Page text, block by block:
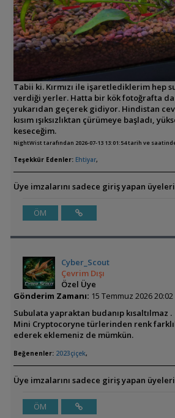
Tabii ki. Kırmızı ile işaretlediklerim hep
verdiği yerler. Hatta bir kök fotoğrafta
yukarıdan geçerek gidiyor. Hindistan
kısım ışıksızlıktan çürümeye başladı,
keseceğim.
NightWist tarafından 2026-07-13 13:01:54 tarih ve
Teşekkür Edenler: Ehtiyar,
Üye imzalarını sadece giriş yapan
ÖM
Cyber_Scout
Çevrim Dışı
Özel Üye
Gönderim Zamanı: 15 Temmuz 2026 20:02
Subulata yapraktan budanıp kısaltılmaz .
Mini Cryptocoryne türlerinden renk
ederek eklemeniz de mümkün.
Beğenenler: 2023çiçek,
Üye imzalarını sadece giriş yapan
ÖM